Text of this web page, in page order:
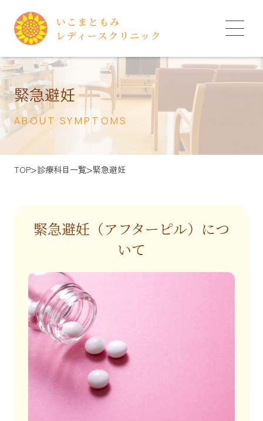
緊急避妊
ABOUT SYMPTOMS
TOP>診療科目一覧>緊急避妊
緊急避妊（アフターピル）につ
いて